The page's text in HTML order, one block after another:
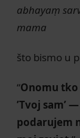
abhayaṃ
mama
što bismo u
“Onomu tko
’Tvoj sam’ —
podarujem